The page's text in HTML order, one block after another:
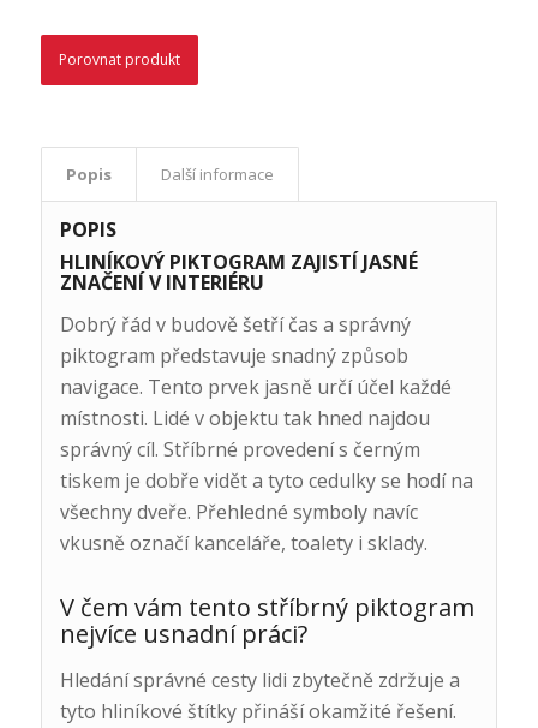
Porovnat produkt
Popis Další informace
POPIS
HLINÍKOVÝ PIKTOGRAM ZAJISTÍ JASNÉ
ZNAČENÍ V INTERIÉRU
Dobrý řád v budově šetří čas a správný
piktogram představuje snadný způsob
navigace. Tento prvek jasně určí účel každé
místnosti. Lidé v objektu tak hned najdou
správný cíl. Stříbrné provedení s černým
tiskem je dobře vidět a tyto cedulky se hodí na
všechny dveře. Přehledné symboly navíc
vkusně označí kanceláře, toalety i sklady.
V čem vám tento stříbrný piktogram
nejvíce usnadní práci?
Hledání správné cesty lidi zbytečně zdržuje a
tyto hliníkové štítky přináší okamžité řešení.